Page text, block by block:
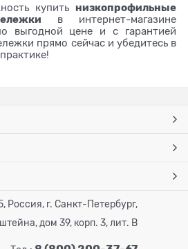
купить низкопрофильные
в интернет-магазине
выгодной цене и с гарантией
прямо сейчас и убедитесь в
Россия, г. Санкт-Петербург,
дом 39, корп. 3, лит. В